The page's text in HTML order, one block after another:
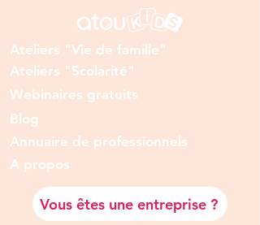
Ateliers "Vie de famille"
Ateliers "Scolarité"
Webinaires gratuits
Blog
Annuaire de professionnels
A propos
Vous êtes une entreprise ?